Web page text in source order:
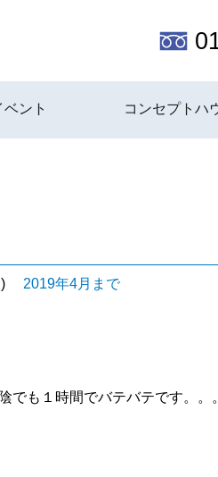
ベント コンセプトハ
2019年4月まで
でも１時間でバテバテです。。